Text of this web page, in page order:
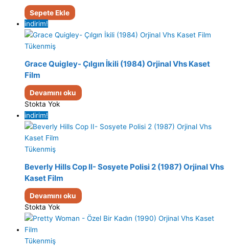
Sepete Ekle
indirim!
Tükenmiş
Grace Quigley- Çılgın İkili (1984) Orjinal Vhs Kaset
Film
Devamını oku
Stokta Yok
indirim!
Tükenmiş
Beverly Hills Cop II- Sosyete Polisi 2 (1987) Orjinal Vhs
Kaset Film
Devamını oku
Stokta Yok
Tükenmiş